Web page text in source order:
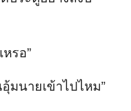
รอ”
มนายเข้าไปไหม”